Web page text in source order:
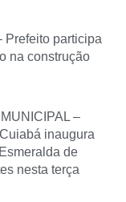
Prefeito participa
na construção
–
inaugura
de
nesta terça